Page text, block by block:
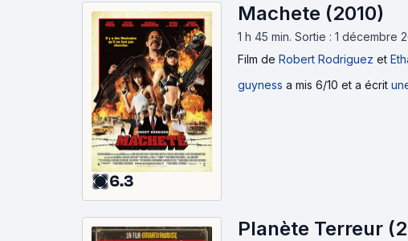
6.3
Machete (2010)
1 h 45 min. Sortie : 1 décembre
Film de Robert Rodriguez et
guyness a mis 6/10 et a écrit
Planète Terreur